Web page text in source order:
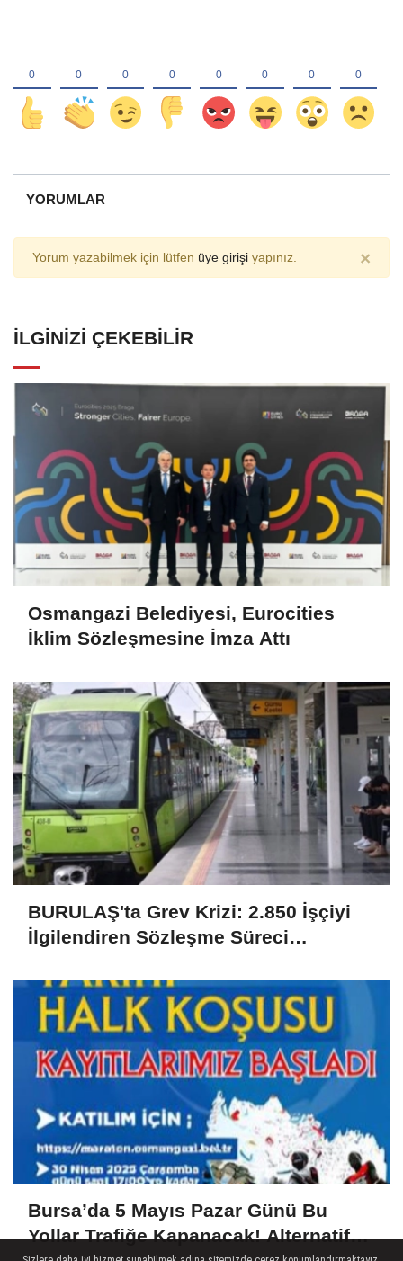
YORUMLAR
Yorum yazabilmek için lütfen üye girişi yapınız. ×
İLGINIZI ÇEKEBILIR
Osmangazi Belediyesi, Eurocities
İklim Sözleşmesine İmza Attı
BURULAŞ'ta Grev Krizi: 2.850 İşçiyi
İlgilendiren Sözleşme Süreci
Bursa’da 5 Mayıs Pazar Günü Bu
Yollar Trafiğe Kapanacak! Alternatif